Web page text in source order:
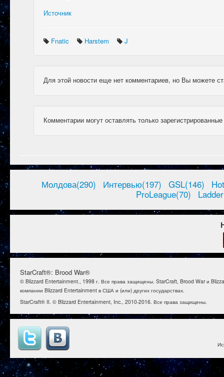
Источник
Fnatic Harstem J
Для этой новости еще нет комментариев, но Вы можете
Комментарии могут оставлять только
Молдова(290) Интервью(197) GSL(146)
ProLeague(70)
StarCraft®: Brood War®
© Blizzard Entertainment., 1998 г. Все права защищены. StarCraft, Brood War и
компании Blizzard Entertainment в США и (или) других государствах.
StarCraft® II. © Blizzard Entertainment, Inc., 2010-2016. Все права защищены.